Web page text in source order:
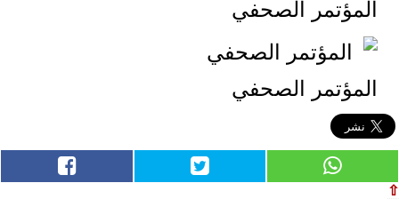
المؤتمر الصحفي
المؤتمر الصحفي
⇧